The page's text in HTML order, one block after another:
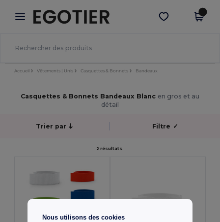
× Appli Egotier
Meilleurs prix sur l’app !
Obtenir l'appli
Accueil Vêtements | Unis Casquettes & Bonnets Bandeaux
Casquettes & Bonnets Bandeaux Blanc en gros et au
détail
Trier par Filtre ✓
2 résultats.
Nous utilisons des cookies